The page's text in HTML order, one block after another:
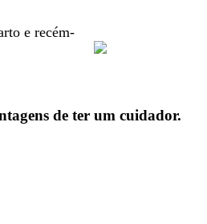
de ter um cuidador.